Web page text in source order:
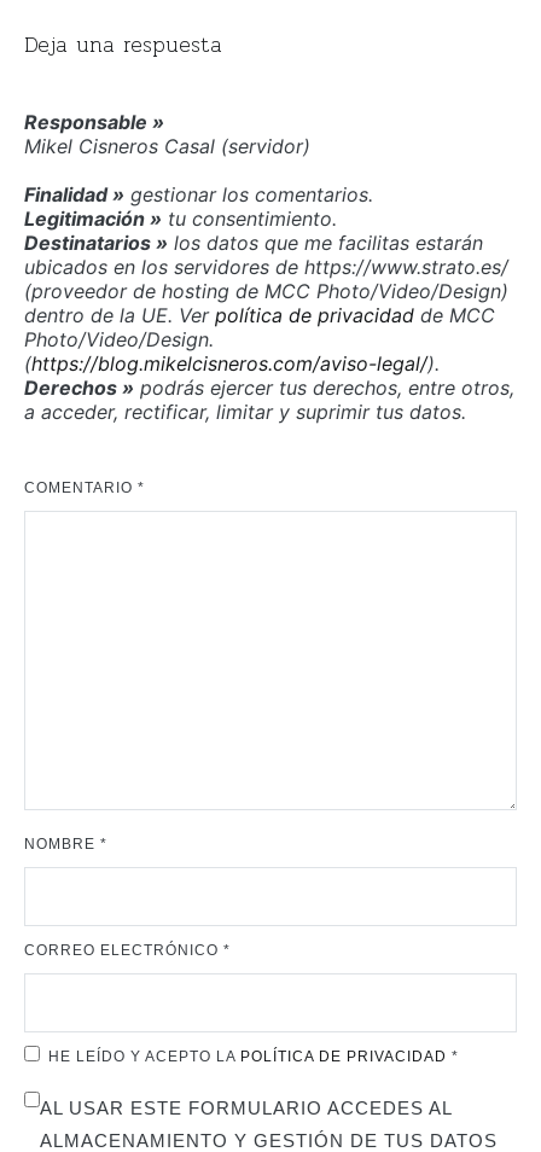
Deja una respuesta
Responsable »
Mikel Cisneros Casal (servidor)
Finalidad » gestionar los comentarios.
Legitimación » tu consentimiento.
Destinatarios » los datos que me facilitas estarán
ubicados en los servidores de https://www.strato.es/
(proveedor de hosting de MCC Photo/Video/Design)
dentro de la UE. Ver política de privacidad de MCC
Photo/Video/Design.
(https://blog.mikelcisneros.com/aviso-legal/).
Derechos » podrás ejercer tus derechos, entre otros,
a acceder, rectificar, limitar y suprimir tus datos.
COMENTARIO *
NOMBRE *
CORREO ELECTRÓNICO *
HE LEÍDO Y ACEPTO LA POLÍTICA DE PRIVACIDAD *
AL USAR ESTE FORMULARIO ACCEDES AL
ALMACENAMIENTO Y GESTIÓN DE TUS DATOS